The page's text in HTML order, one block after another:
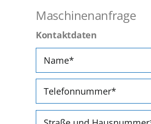
Maschinenanfrage
Kontaktdaten